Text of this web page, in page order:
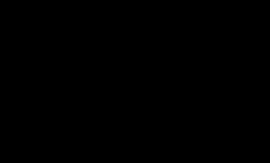
是黑白的
喜